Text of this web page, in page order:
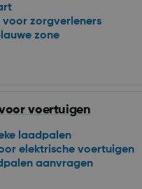
voor zorgverleners
zone
voertuigen
laadpalen
elektrische voertuigen
aanvragen